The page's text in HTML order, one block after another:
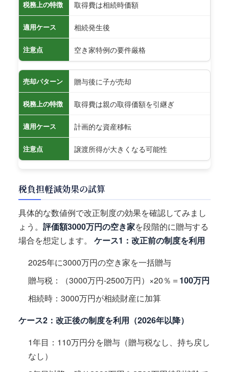
税務上の特徴 取得費は相続時価額
適用ケース 相続発生後
注意点 空き家特例の要件厳格
売却パターン 贈与後に子が売却
税務上の特徴 取得費は親の取得価額を引継ぎ
適用ケース 計画的な資産移転
注意点 譲渡所得が大きくなる可能性
税負担軽減効果の試算
具体的な数値例で改正制度の効果を確認してみまし
ょう。 評価額3000万円の空き家を段階的に贈与する
場合を想定します。 ケース1：改正前の制度を利用
2025年に3000万円の空き家を一括贈与
贈与税：（3000万円-2500万円）×20％＝ 100万円
相続時：3000万円が相続財産に加算
ケース2：改正後の制度を利用（2026年以降）
1年目：110万円分を贈与（贈与税なし、持ち戻し
なし）